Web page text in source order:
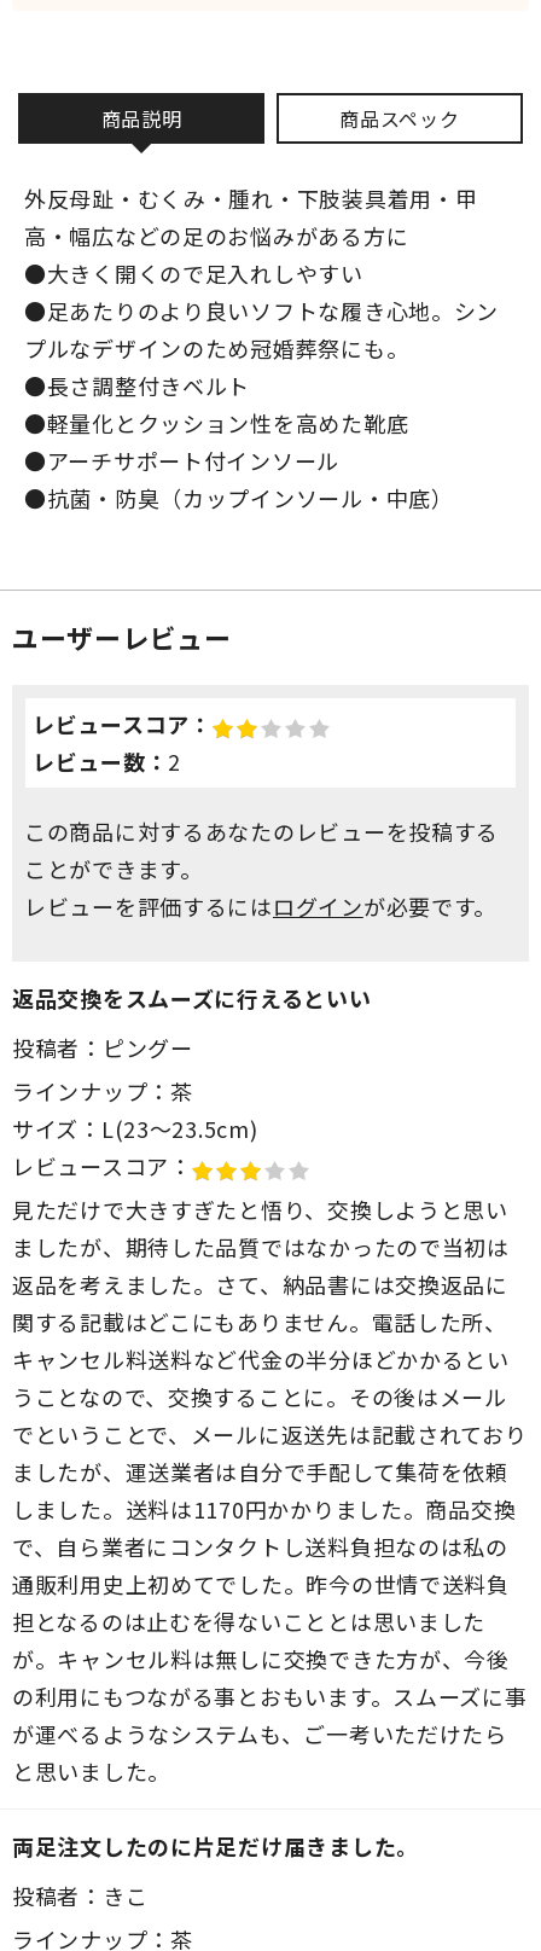
商品説明 商品スペック
外反母趾・むくみ・腫れ・下肢装具着用・甲
高・幅広などの足のお悩みがある方に
●大きく開くので足入れしやすい
●足あたりのより良いソフトな履き心地。シン
プルなデザインのため冠婚葬祭にも。
●長さ調整付きベルト
●軽量化とクッション性を高めた靴底
●アーチサポート付インソール
●抗菌・防臭（カップインソール・中底）
ユーザーレビュー
レビュースコア：
レビュー数： 2
この商品に対するあなたのレビューを投稿する
ことができます。
レビューを評価するにはログインが必要です。
返品交換をスムーズに行えるといい
投稿者： ピングー
ラインナップ：茶
サイズ： L(23～23.5cm)
レビュースコア：
見ただけで大きすぎたと悟り、交換しようと思い
ましたが、期待した品質ではなかったので当初は
返品を考えました。さて、納品書には交換返品に
関する記載はどこにもありません。電話した所、
キャンセル料送料など代金の半分ほどかかるとい
うことなので、交換することに。その後はメール
でということで、メールに返送先は記載されており
ましたが、運送業者は自分で手配して集荷を依頼
しました。送料は1170円かかりました。商品交換
で、自ら業者にコンタクトし送料負担なのは私の
通販利用史上初めてでした。昨今の世情で送料負
担となるのは止むを得ないこととは思いました
が。キャンセル料は無しに交換できた方が、今後
の利用にもつながる事とおもいます。スムーズに事
が運べるようなシステムも、ご一考いただけたら
と思いました。
両足注文したのに片足だけ届きました。
投稿者： きこ
ラインナップ：茶